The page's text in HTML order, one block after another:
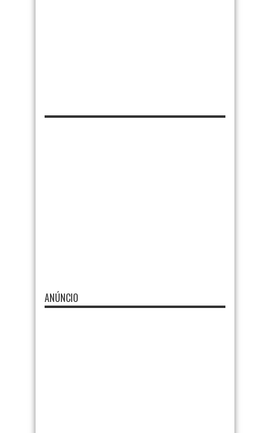
ANÚNCIO